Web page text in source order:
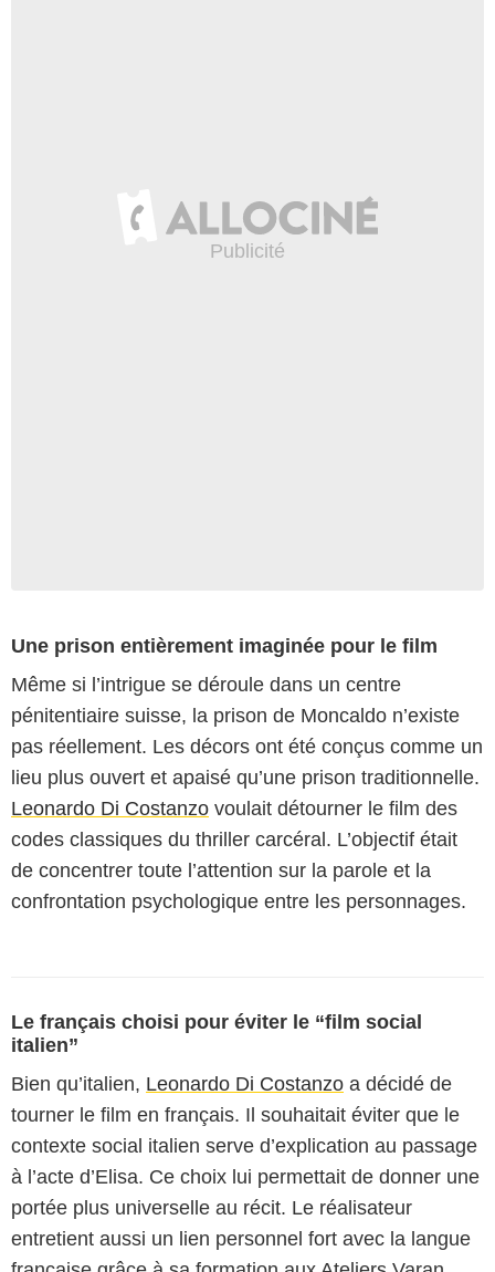
Une prison entièrement imaginée pour le film
Même si l’intrigue se déroule dans un centre
pénitentiaire suisse, la prison de Moncaldo n’existe
pas réellement. Les décors ont été conçus comme un
lieu plus ouvert et apaisé qu’une prison traditionnelle.
Leonardo Di Costanzo voulait détourner le film des
codes classiques du thriller carcéral. L’objectif était
de concentrer toute l’attention sur la parole et la
confrontation psychologique entre les personnages.
Le français choisi pour éviter le “film social
italien”
Bien qu’italien, Leonardo Di Costanzo a décidé de
tourner le film en français. Il souhaitait éviter que le
contexte social italien serve d’explication au passage
à l’acte d’Elisa. Ce choix lui permettait de donner une
portée plus universelle au récit. Le réalisateur
entretient aussi un lien personnel fort avec la langue